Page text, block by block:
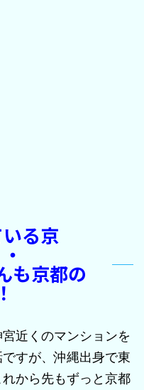
る京
も京都の
近くのマンションを
すが、沖縄出身で東
から先もずっと京都